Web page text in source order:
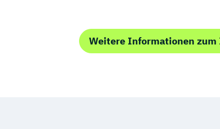
Weitere Informationen